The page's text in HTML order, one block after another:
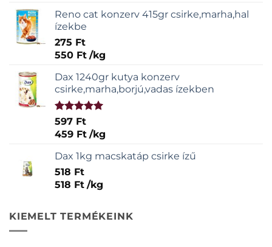
Reno cat konzerv 415gr csirke,marha,hal
ízekbe
275 Ft
550 Ft /kg
Dax 1240gr kutya konzerv
csirke,marha,borjú,vadas ízekben
Értékelés:
5.00/ 5
597 Ft
459 Ft /kg
Dax 1kg macskatáp csirke ízű
518 Ft
518 Ft /kg
KIEMELT TERMÉKEINK